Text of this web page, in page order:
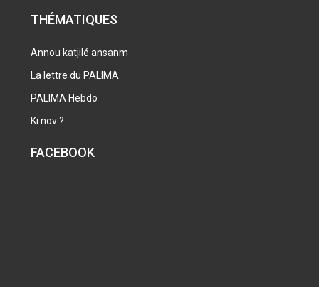
THÉMATIQUES
Annou katjilé ansanm
La lettre du PALIMA
PALIMA Hebdo
Ki nov ?
FACEBOOK